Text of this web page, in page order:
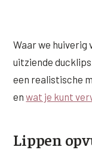
Waar we huiverig
uitziende
een realistische
enwat je kunt
Lippen